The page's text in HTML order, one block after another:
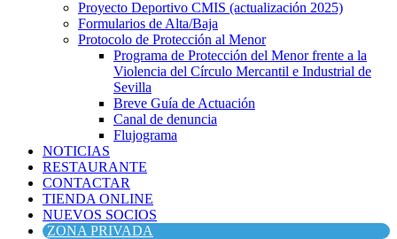
Proyecto Deportivo CMIS (actualización 2025)
Formularios de Alta/Baja
Protocolo de Protección al Menor
Programa de Protección del Menor frente a la
Violencia del Círculo Mercantil e Industrial de
Sevilla
Breve Guía de Actuación
Canal de denuncia
Flujograma
NOTICIAS
RESTAURANTE
CONTACTAR
TIENDA ONLINE
NUEVOS SOCIOS
ZONA PRIVADA